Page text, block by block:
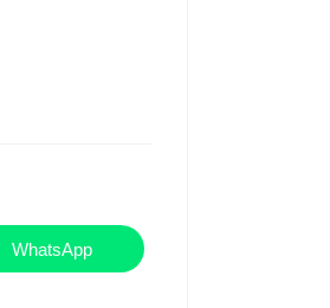
WhatsApp